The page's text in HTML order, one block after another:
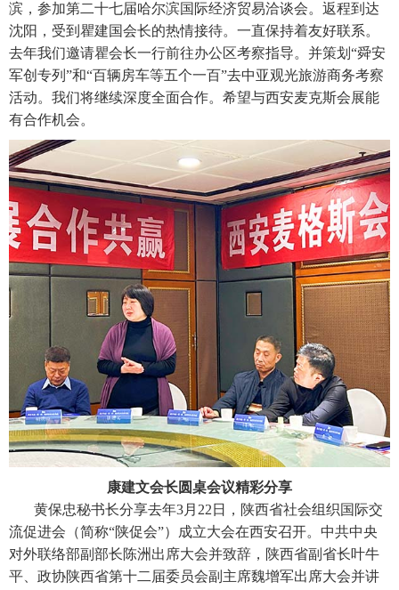
滨，参加第二十七届哈尔滨国际经济贸易洽谈会。返程到达
沈阳，受到瞿建国会长的热情接待。一直保持着友好联系。
去年我们邀请瞿会长一行前往办公区考察指导。并策划“舜安
军创专列”和“百辆房车等五个一百”去中亚观光旅游商务考察
活动。我们将继续深度全面合作。希望与西安麦克斯会展能
有合作机会。
康建文会长圆桌会议精彩分享
黄保忠秘书长分享去年3月22日，陕西省社会组织国际交
流促进会（简称“陕促会”）成立大会在西安召开。中共中央
对外联络部副部长陈洲出席大会并致辞，陕西省副省长叶牛
平、政协陕西省第十二届委员会副主席魏增军出席大会并讲